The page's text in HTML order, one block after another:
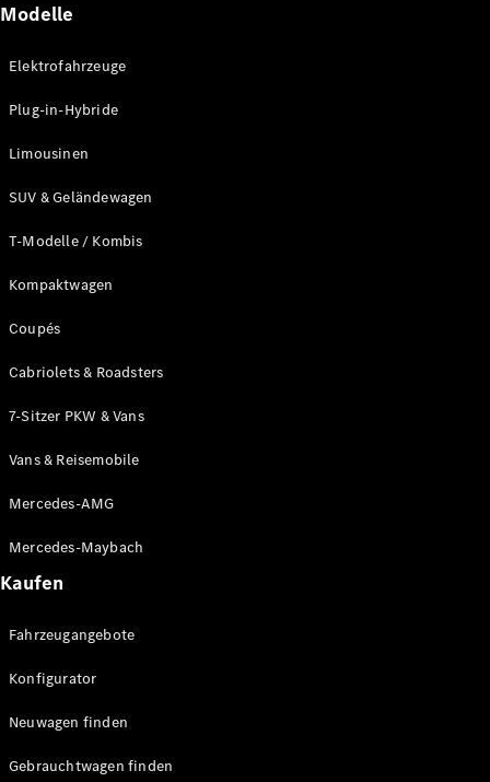
Benz
AMG
Maybach
Mercedes-
Classic
Modelle
Elektrofahrzeuge
Plug-in-Hybride
Limousinen
SUV & Geländewagen
T-Modelle / Kombis
Kompaktwagen
Coupés
Cabriolets & Roadsters
7-Sitzer PKW & Vans
Vans & Reisemobile
Mercedes-AMG
Mercedes-Maybach
Kaufen
Fahrzeugangebote
Konfigurator
Neuwagen finden
Gebrauchtwagen finden